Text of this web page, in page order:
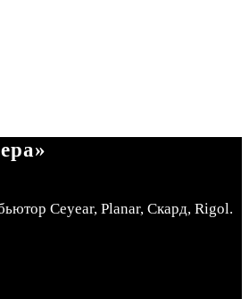
Ceyear, Planar, Скард, Rigol.